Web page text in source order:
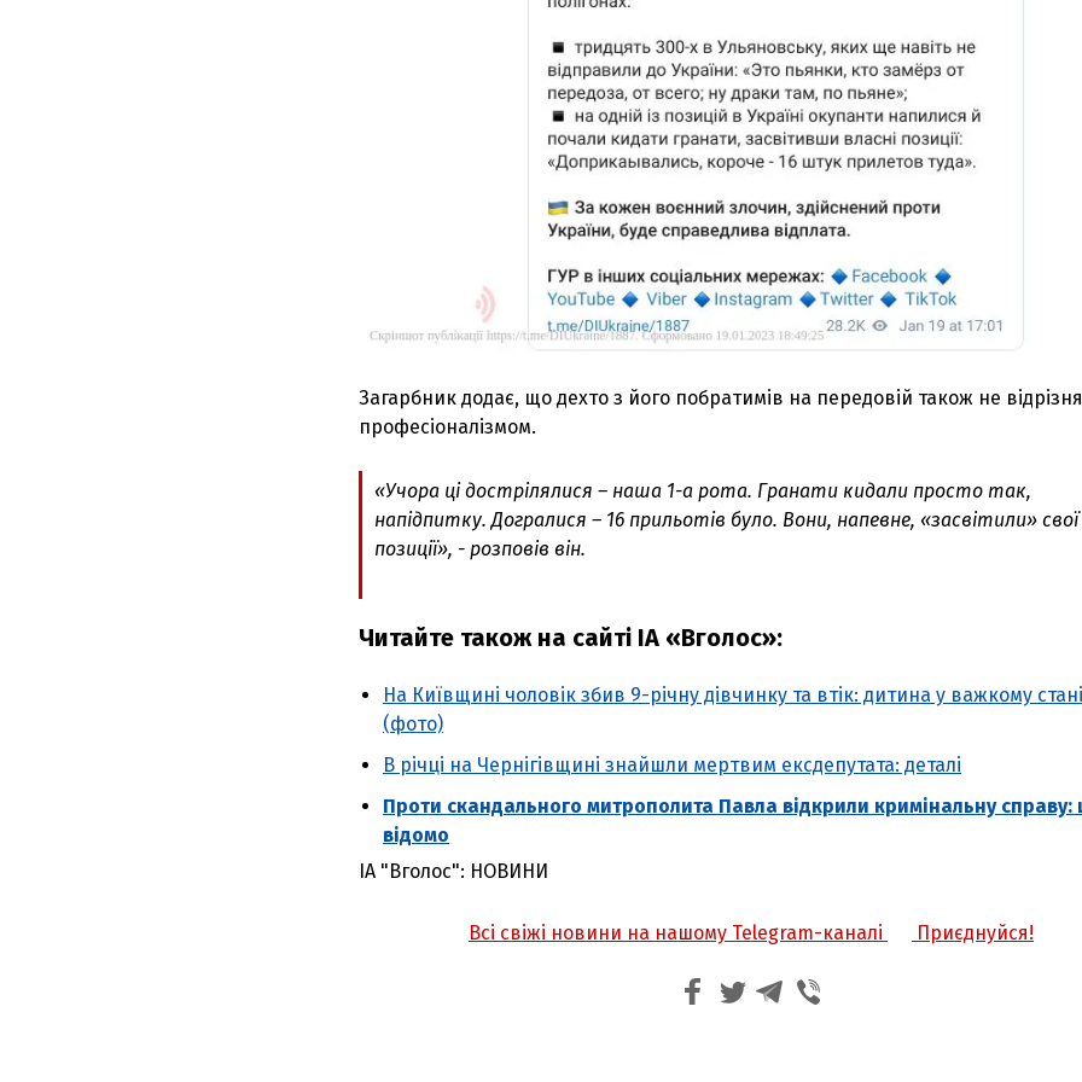
Загарбник додає, що дехто з його побратимів на передовій також не
професіоналізмом.
«Учора ці дострілялися – наша 1-а рота. Гранати кидали просто так,
напідпитку. Догралися – 16 прильотів було. Вони, напевне, «засвітили» свої
позиції», - розповів він.
Читайте також на сайті ІА «Вголос»:
На Київщині чоловік збив 9-річну дівчинку та втік: дитина у важкому стані
(фото)
В річці на Чернігівщині знайшли мертвим ексдепутата: деталі
Проти скандального митрополита Павла відкрили кримінальну справу:
відомо
ІА "Вголос": НОВИНИ
Всі свіжі новини на нашому Telegram-каналі Приєднуйся!